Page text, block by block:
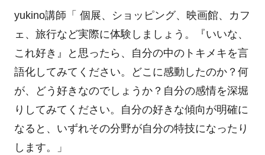
yukino講師「 個展、ショッピング、映画館、カフ
ェ、旅行など実際に体験しましょう。『いいな、
これ好き』と思ったら、自分の中のトキメキを言
語化してみてください。どこに感動したのか？何
が、どう好きなのでしょうか？自分の感情を深堀
りしてみてください。自分の好きな傾向が明確に
なると、いずれその分野が自分の特技になったり
します。」